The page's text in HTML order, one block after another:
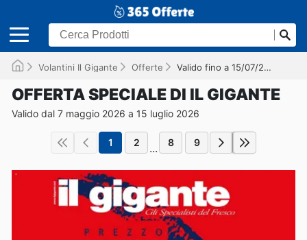
Volantini Il Gigante Offerte Valido fino a 15/07/2026
OFFERTA SPECIALE DI IL GIGANTE
Valido dal 7 maggio 2026 a 15 luglio 2026
1 2 ... 8 9